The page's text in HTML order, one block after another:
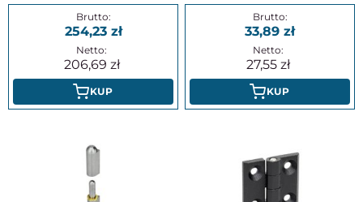
254,23
206,69
KUP
33,89
27,55
KUP